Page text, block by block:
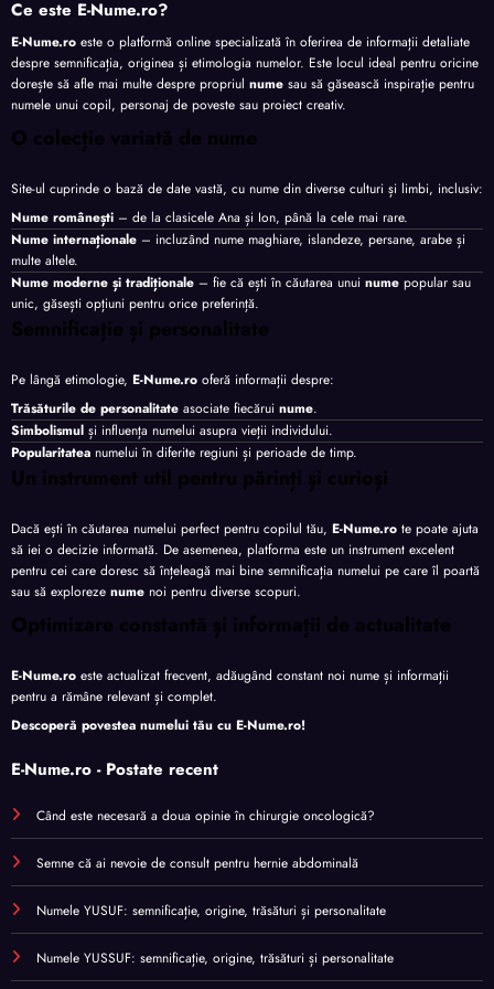
Ce este E-Nume.ro?
E-Nume.ro este o platformă online specializată în oferirea de informații detaliate
despre semnificația, originea și etimologia numelor. Este locul ideal pentru oricine
dorește să afle mai multe despre propriul nume sau să găsească inspirație pentru
numele unui copil, personaj de poveste sau proiect creativ.
O colecție variată de nume
Site-ul cuprinde o bază de date vastă, cu nume din diverse culturi și limbi, inclusiv:
Nume românești – de la clasicele Ana și Ion, până la cele mai rare.
Nume internaționale – incluzând nume maghiare, islandeze, persane, arabe și
multe altele.
Nume moderne și tradiționale – fie că ești în căutarea unui nume popular sau
unic, găsești opțiuni pentru orice preferință.
Semnificație și personalitate
Pe lângă etimologie, E-Nume.ro oferă informații despre:
Trăsăturile de personalitate asociate fiecărui nume.
Simbolismul și influența numelui asupra vieții individului.
Popularitatea numelui în diferite regiuni și perioade de timp.
Un instrument util pentru părinți și curioși
Dacă ești în căutarea numelui perfect pentru copilul tău, E-Nume.ro te poate ajuta
să iei o decizie informată. De asemenea, platforma este un instrument excelent
pentru cei care doresc să înțeleagă mai bine semnificația numelui pe care îl poartă
sau să exploreze nume noi pentru diverse scopuri.
Optimizare constantă și informații de actualitate
E-Nume.ro este actualizat frecvent, adăugând constant noi nume și informații
pentru a rămâne relevant și complet.
Descoperă povestea numelui tău cu E-Nume.ro!
E-Nume.ro - Postate recent
Când este necesară a doua opinie în chirurgie oncologică?
Semne că ai nevoie de consult pentru hernie abdominală
Numele YUSUF: semnificație, origine, trăsături și personalitate
Numele YUSSUF: semnificație, origine, trăsături și personalitate